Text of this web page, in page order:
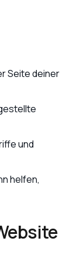
Seite deiner
und
helfen,